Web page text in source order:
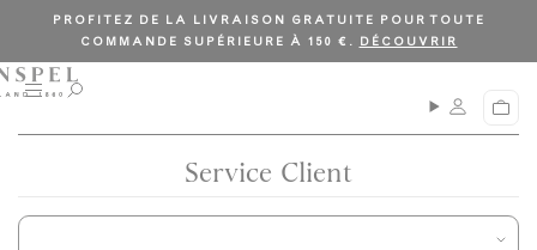
PROFITEZ DE LA LIVRAISON GRATUITE POUR TOUTE
COMMANDE SUPÉRIEURE À 150 €. DÉCOUVRIR
M
O
P
a
Service Client